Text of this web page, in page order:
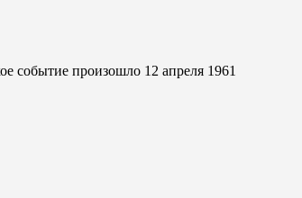
событие произошло 12 апреля 1961